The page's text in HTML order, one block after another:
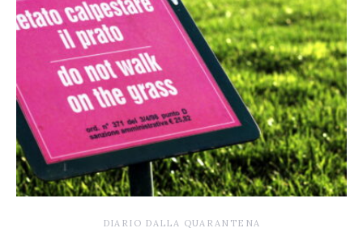
DIARIO DALLA QUARANTENA